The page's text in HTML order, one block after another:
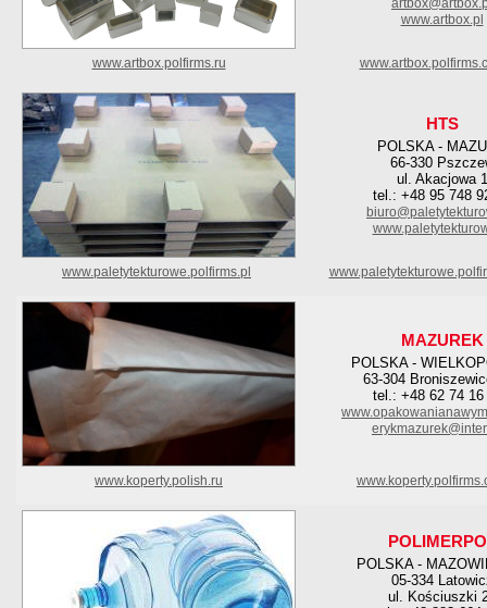
www.artbox.pl
www.artbox.polfirms.ru
HTS
POLSKA -
66-330
ul. Akacjowa 1
tel.: +48 95 748
www.paletytekturowe.polfirms.pl
MAZUREK
POLSKA -
63-304
tel.: +48 62 74 16
www.koperty.polish.ru
POLSKA -
05-334
ul. Kościuszki